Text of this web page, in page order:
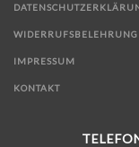
WIDERRUFSBELEHRUNG
IMPRESSUM
KONTAKT